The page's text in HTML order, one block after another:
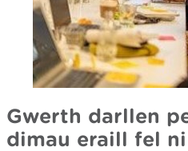
Gwerth darllen
dimau eraill fel ni